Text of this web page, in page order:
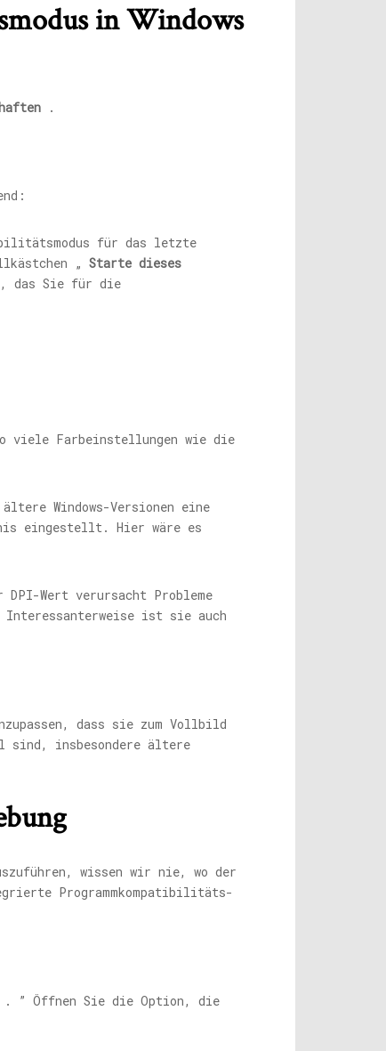
in Windows
.
für das letzte
„ Starte dieses
das Sie für die
viele Farbeinstellungen wie die
Windows-Versionen eine
eingestellt. Hier wäre es
DPI-Wert verursacht Probleme
Interessanterweise ist sie auch
dass sie zum Vollbild
sind, insbesondere ältere
wissen wir nie, wo der
Programmkompatibilitäts-
. ” Öffnen Sie die Option, die